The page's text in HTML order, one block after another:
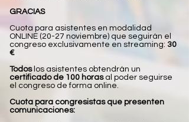
GRACIAS
Cuota para asistentes en modalidad
ONLINE (20-27 noviembre) que seguirán el
congreso exclusivamente en streaming: 30
€
Todoslos asistentes obtendrán un
certificado de 100 horasal poder seguirse
el congreso de forma online.
Cuota para congresistas que presenten
comunicaciones: